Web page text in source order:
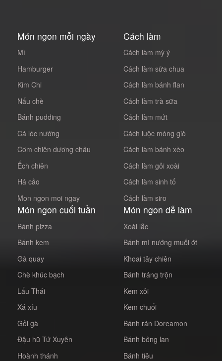
Món ngon mỗi ngày
Mì
Hamburger
Kim Chi
Nấu chè
Bánh pudding
Cá lóc nướng
Cơm chiên dương châu
Ếch chiên
Há cảo
Mon ngon moi ngay
Cách làm
Cách làm mỳ ý
Cách làm sữa chua
Cách làm bánh flan
Cách làm trà sữa
Cách làm mứt
Cách luộc móng giò
Cách làm bánh xèo
Cách làm gỏi xoài
Cách làm sinh tố
Cách làm siro
Món ngon cuối tuần
Bánh pizza
Bánh kem
Gà quay
Chè khúc bạch
Lẩu Thái
Xá xíu
Gỏi gà
Đậu hũ Tứ Xuyên
Hoành thánh
Món ngon dễ làm
Xoài lắc
Bánh mì nướng muối ớt
Khoai tây chiên
Bánh tráng trộn
Kem xôi
Kem chuối
Bánh rán Doreamon
Bánh bông lan
Bánh tiêu